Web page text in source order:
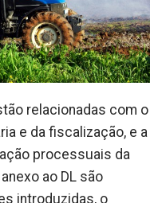
relacionadas com o
e da fiscalização, e a
processuais da
ao DL são
introduzidas, o